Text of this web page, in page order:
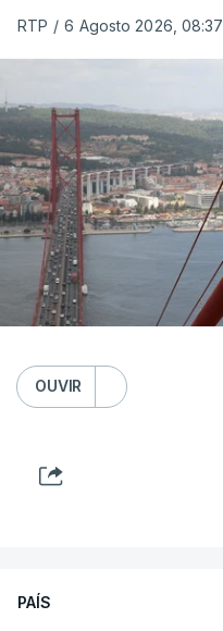
RTP / 6 Agosto 2026, 08:37
OUVIR
PAÍS